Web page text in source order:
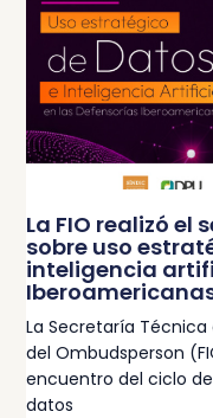
La FIO realizó el
sobre uso
inteligencia
La Secretaría
del Ombudsperson
encuentro del ciclo
datos